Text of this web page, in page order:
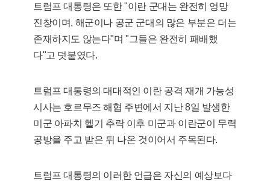
트럼프 대통령은 또한 "이란 군대는 완전히 엉망
진창이며, 해군이나 공군 군대의 많은 부분은 더는
존재하지도 않는다"며 "그들은 완전히 패배했
다"고 덧붙였다.
트럼프 대통령의 대대적인 이란 공격 재개 가능성
시사는 호르무즈 해협 주변에서 지난 8일 발생한
미군 아파치 헬기 추락 이후 미군과 이란군이 무력
공방을 주고 받은 뒤 나온 것이어서 주목된다.
트럼프 대통령의 이러한 언급은 자신의 예상보다